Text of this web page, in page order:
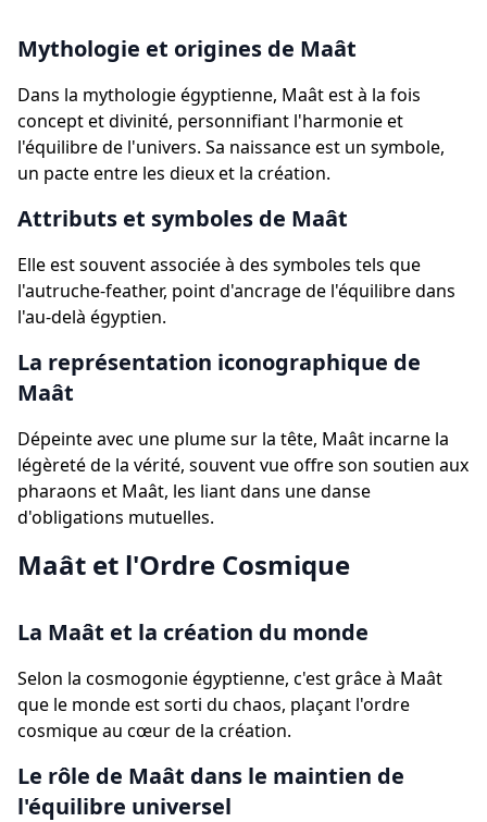
Mythologie et origines de Maât
Dans la mythologie égyptienne, Maât est à la fois
concept et divinité, personnifiant l'harmonie et
l'équilibre de l'univers. Sa naissance est un symbole,
un pacte entre les dieux et la création.
Attributs et symboles de Maât
Elle est souvent associée à des symboles tels que
l'autruche-feather, point d'ancrage de l'équilibre dans
l'au-delà égyptien.
La représentation iconographique de
Maât
Dépeinte avec une plume sur la tête, Maât incarne la
légèreté de la vérité, souvent vue offre son soutien aux
pharaons et Maât, les liant dans une danse
d'obligations mutuelles.
Maât et l'Ordre Cosmique
La Maât et la création du monde
Selon la cosmogonie égyptienne, c'est grâce à Maât
que le monde est sorti du chaos, plaçant l'ordre
cosmique au cœur de la création.
Le rôle de Maât dans le maintien de
l'équilibre universel